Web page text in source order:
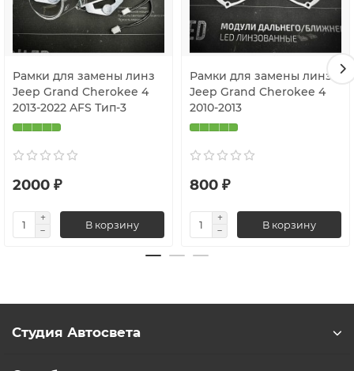
Рамки для замены линз
Jeep Grand Cherokee 4
2013-2022 AFS Тип-3
2000 ₽
В корзину
Рамки для замены линз
Jeep Grand Cherokee 4
2010-2013
800 ₽
В корзину
Студия Автосвета